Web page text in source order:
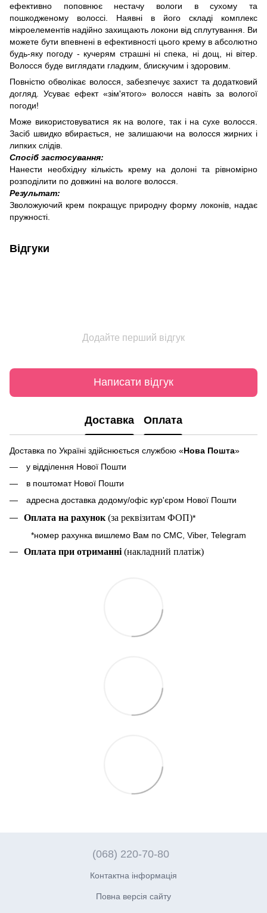
ефективно поповнює нестачу вологи в сухому та
пошкодженому волоссі. Наявні в його складі комплекс
мікроелементів надійно захищають локони від сплутування. Ви
можете бути впевнені в ефективності цього крему в абсолютно
будь-яку погоду - кучерям страшні ні спека, ні дощ, ні вітер.
Волосся буде виглядати гладким, блискучим і здоровим.
Повністю обволікає волосся, забезпечує захист та додатковий
догляд. Усуває ефект «зім'ятого» волосся навіть за вологої
погоди!
Може використовуватися як на вологе, так і на сухе волосся.
Засіб швидко вбирається, не залишаючи на волосся жирних і
липких слідів.
Спосіб застосування:
Нанести необхідну кількість крему на долоні та рівномірно
розподілити по довжині на вологе волосся.
Результат:
Зволожуючий крем покращує природну форму локонів, надає
пружності.
Відгуки
Додайте перший відгук
Написати відгук
Доставка Оплата
Доставка по Україні здійснюється службою «Нова Пошта»
у відділення Нової Пошти
в поштомат Нової Пошти
адресна доставка додому/офіс кур'єром Нової Пошти
Оплата на рахунок (за реквізитам ФОП)*
*номер рахунка вишлемо Вам по СМС, Viber, Telegram
Оплата при отриманні (накладний платіж)
(068) 220-70-80
Контактна інформація
Повна версія сайту